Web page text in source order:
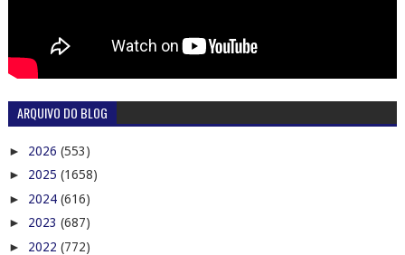
ARQUIVO DO BLOG
► 2026 (553)
► 2025 (1658)
► 2024 (616)
► 2023 (687)
► 2022 (772)